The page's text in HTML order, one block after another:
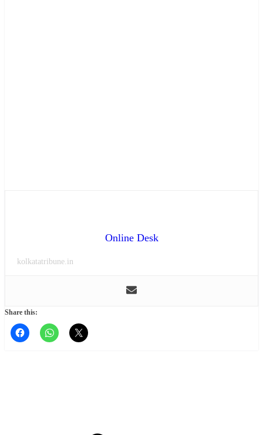
Online Desk
kolkatatribune.in
Share this: